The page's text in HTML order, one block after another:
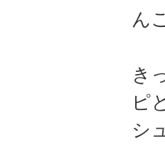
ん
き
ピ
シ